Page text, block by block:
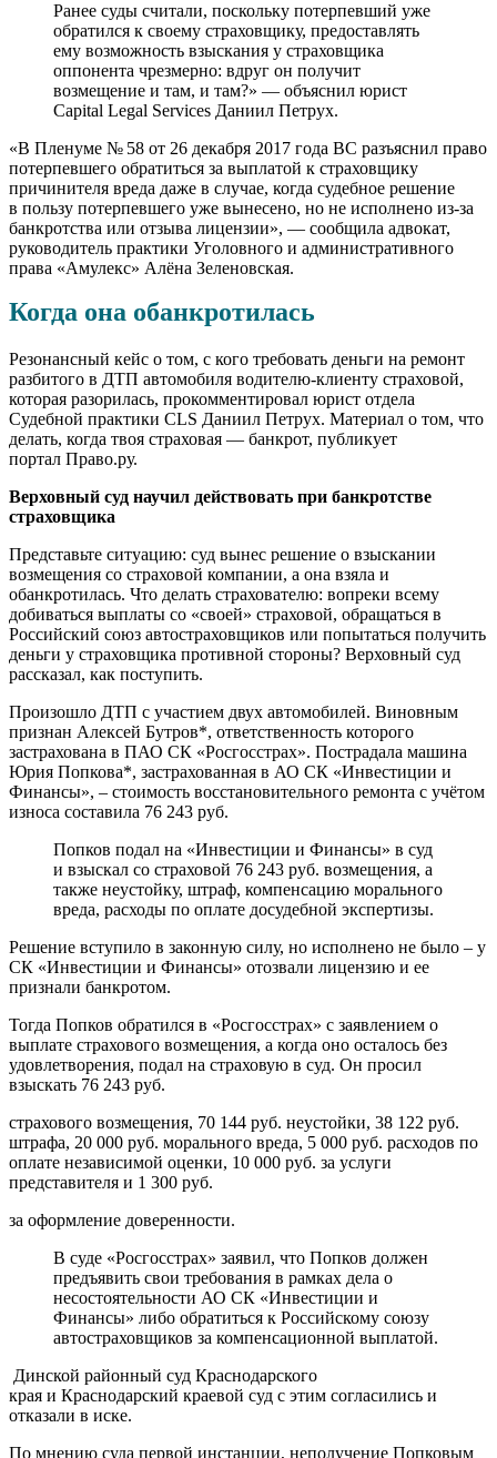
Ранее суды считали, поскольку потерпевший уже
обратился к своему страховщику, предоставлять
ему возможность взыскания у страховщика
оппонента чрезмерно: вдруг он получит
возмещение и там, и там?» — объяснил юрист
Capital Legal Services Даниил Петрух.
«В Пленуме № 58 от 26 декабря 2017 года ВС разъяснил право
потерпевшего обратиться за выплатой к страховщику
причинителя вреда даже в случае, когда судебное решение
в пользу потерпевшего уже вынесено, но не исполнено из-за
банкротства или отзыва лицензии», — сообщила адвокат,
руководитель практики Уголовного и административного
права «Амулекс» Алёна Зеленовская.
Когда она обанкротилась
Резонансный кейс о том, с кого требовать деньги на ремонт
разбитого в ДТП автомобиля водителю-клиенту страховой,
которая разорилась, прокомментировал юрист отдела
Судебной практики CLS Даниил Петрух. Материал о том, что
делать, когда твоя страховая — банкрот, публикует
портал Право.ру.
Верховный суд научил действовать при банкротстве
страховщика
Представьте ситуацию: суд вынес решение о взыскании
возмещения со страховой компании, а она взяла и
обанкротилась. Что делать страхователю: вопреки всему
добиваться выплаты со «своей» страховой, обращаться в
Российский союз автостраховщиков или попытаться получить
деньги у страховщика противной стороны? Верховный суд
рассказал, как поступить.
Произошло ДТП с участием двух автомобилей. Виновным
признан Алексей Бутров*, ответственность которого
застрахована в ПАО СК «Росгосстрах». Пострадала машина
Юрия Попкова*, застрахованная в АО СК «Инвестиции и
Финансы», – стоимость восстановительного ремонта с учётом
износа составила 76 243 руб.
Попков подал на «Инвестиции и Финансы» в суд
и взыскал со страховой 76 243 руб. возмещения, а
также неустойку, штраф, компенсацию морального
вреда, расходы по оплате досудебной экспертизы.
Решение вступило в законную силу, но исполнено не было – у
СК «Инвестиции и Финансы» отозвали лицензию и ее
признали банкротом.
Тогда Попков обратился в «Росгосстрах» с заявлением о
выплате страхового возмещения, а когда оно осталось без
удовлетворения, подал на страховую в суд. Он просил
взыскать 76 243 руб.
страхового возмещения, 70 144 руб. неустойки, 38 122 руб.
штрафа, 20 000 руб. морального вреда, 5 000 руб. расходов по
оплате независимой оценки, 10 000 руб. за услуги
представителя и 1 300 руб.
за оформление доверенности.
В суде «Росгосстрах» заявил, что Попков должен
предъявить свои требования в рамках дела о
несостоятельности АО СК «Инвестиции и
Финансы» либо обратиться к Российскому союзу
автостраховщиков за компенсационной выплатой.
Динской районный суд Краснодарского
края и Краснодарский краевой суд с этим согласились и
отказали в иске.
По мнению суда первой инстанции, неполучение Попковым